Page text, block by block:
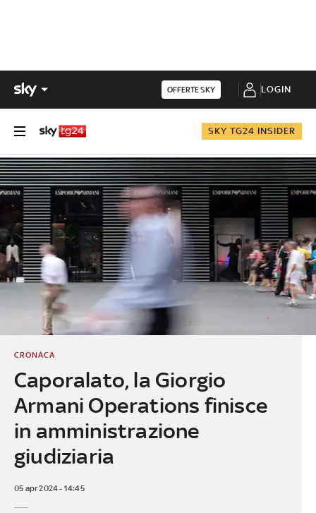
OFFERTE SKY LOGIN
SKY TG24 INSIDER
Caporalato, la Giorgio
Armani Operations finisce
in amministrazione
giudiziaria
CRONACA
05 apr 2024 - 14:45